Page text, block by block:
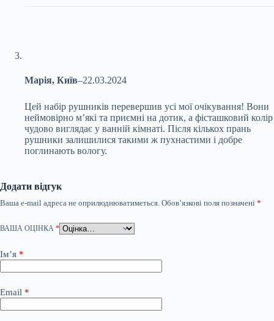
Марія, Київ–22.03.2024
Цей набір рушників перевершив усі мої очікування! Вони
неймовірно м’які та приємні на дотик, а фісташковий колір
чудово виглядає у ванній кімнаті. Після кількох прань
рушники залишилися такими ж пухнастими і добре
поглинають вологу.
Додати відгук
Ваша e-mail адреса не оприлюднюватиметься. Обов’язкові поля позначені *
ВАША ОЦІНКА *
Ім’я *
Email *